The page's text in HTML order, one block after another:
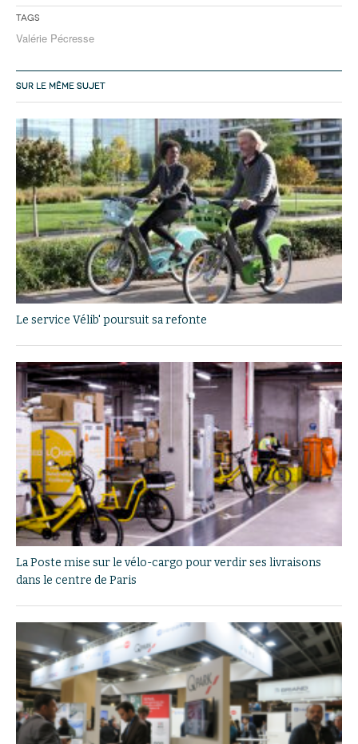
Tags
Valérie Pécresse
SUR LE MÊME SUJET
Le service Vélib' poursuit sa refonte
La Poste mise sur le vélo-cargo pour verdir ses livraisons
dans le centre de Paris